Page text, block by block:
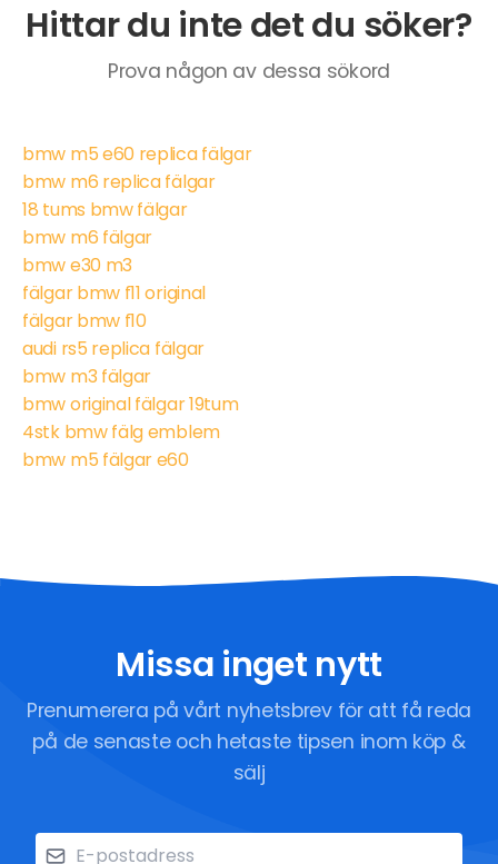
Hittar du inte det du söker?
Prova någon av dessa sökord
bmw m5 e60 replica fälgar
bmw m6 replica fälgar
18 tums bmw fälgar
bmw m6 fälgar
bmw e30 m3
fälgar bmw f11 original
fälgar bmw f10
audi rs5 replica fälgar
bmw m3 fälgar
bmw original fälgar 19tum
4stk bmw fälg emblem
bmw m5 fälgar e60
Missa inget nytt
Prenumerera på vårt nyhetsbrev för att få reda
på de senaste och hetaste tipsen inom köp &
sälj